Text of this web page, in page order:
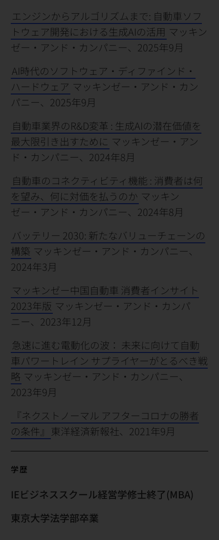
エンジンからアルゴリズムまで: 自動車ソフ
トウェア開発における生成AIの活用 マッキン
ゼー・アンド・カンパニー、2025年9月
AI時代のソフトウェア・ディファインド・
ハードウェア マッキンゼー・アンド・カン
パニー、2025年9月
自動車業界のR&D変革 : 生成AIの潜在価値を
最大限引き出すために マッキンゼー・アン
ド・カンパニー、2024年8月
自動車のコネクティビティ機能 : 消費者は何
を望み、何に対価を払うのか マッキン
ゼー・アンド・カンパニー、2024年8月
バッテリー 2030: 新たなバリューチェーンの
構築 マッキンゼー・アンド・カンパニー、
2024年3月
マッキンゼー中国自動車 消費者インサイト
2023年版 マッキンゼー・アンド・カンパ
ニー、2023年12月
急速に進む電動化の波： 未来に向けて自動
車パワートレイン サプライヤーがとるべき戦
略 マッキンゼー・アンド・カンパニー、
2023年9月
『ネクストノーマル アフターコロナの勝者
の条件』 東洋経済新報社、2021年9月
学歴
IEビジネススクール経営学修士終了(MBA)
東京大学法学部卒業